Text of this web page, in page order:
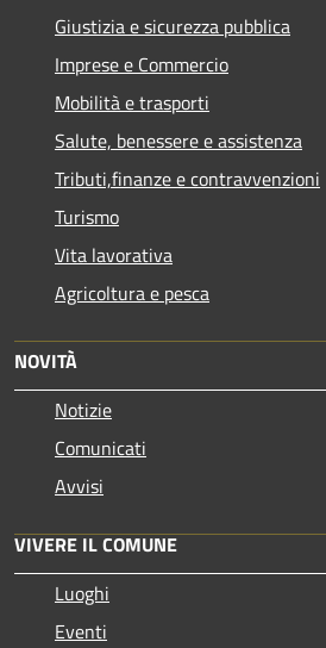
Giustizia e sicurezza pubblica
Imprese e Commercio
Mobilità e trasporti
Salute, benessere e assistenza
Tributi,finanze e contravvenzioni
Turismo
Vita lavorativa
Agricoltura e pesca
NOVITÀ
Notizie
Comunicati
Avvisi
VIVERE IL COMUNE
Luoghi
Eventi